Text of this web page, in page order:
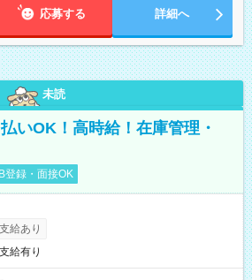
応募する 詳細へ
未読
いOK！高時給！在庫管理・
登録・面接OK
給あり
給有り